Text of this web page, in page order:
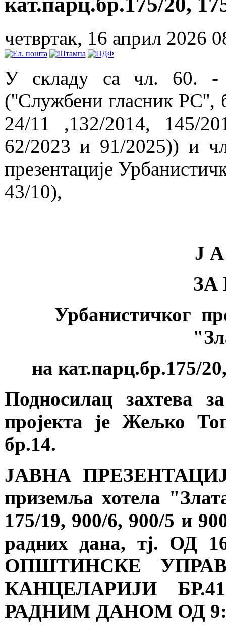
четвртак, 16 април 2026
У складу са чл. 60. -
(''Службени гласник РС'',
24/11 ,132/2014, 145/
62/2023 и 91/2025)) и
презентације
43/10),
Ј
ЗА
Урбанистичког
на кат.парц.бр.175/
Подносилац захтева
пројекта је Жељко
бр.14.
ЈАВНА ПРЕЗЕНТАЦИЈА
приземља хотела
175/19, 900/6, 900/5 и
радних дана, тј. ОД
ОПШТИНСКЕ
КАНЦЕЛАРИЈИ
РАДНИМ ДАНОМ ОД